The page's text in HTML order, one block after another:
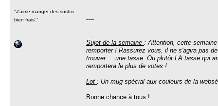
''J'aime manger des sushis
bien frais'.'
----
Sujet de la semaine : Attention, cette
remporter ! Rassurez vous, il ne s'agira pas
trouver ... une tasse. Ou plutôt LA tasse qui
remportera le plus de votes !
Lot : Un mug spécial aux couleurs de la
Bonne chance à tous !